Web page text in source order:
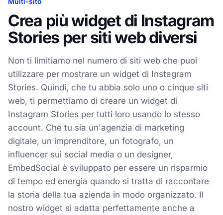
Crea più widget di Instagram
Stories per siti web diversi
Non ti limitiamo nel numero di siti web che puoi
utilizzare per mostrare un widget di Instagram
Stories. Quindi, che tu abbia solo uno o cinque siti
web, ti permettiamo di creare un widget di
Instagram Stories per tutti loro usando lo stesso
account. Che tu sia un'agenzia di marketing
digitale, un imprenditore, un fotografo, un
influencer sui social media o un designer,
EmbedSocial è sviluppato per essere un risparmio
di tempo ed energia quando si tratta di raccontare
la storia della tua azienda in modo organizzato. Il
nostro widget si adatta perfettamente anche a